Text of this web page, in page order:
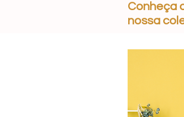
Conheça
nossa